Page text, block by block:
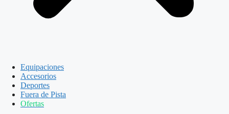
Equipaciones
Accesorios
Deportes
Fuera de Pista
Ofertas